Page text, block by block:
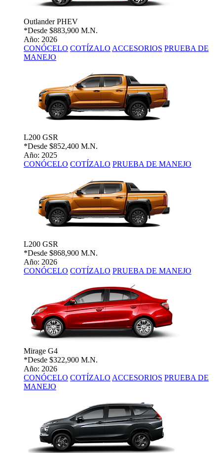
Outlander PHEV
*Desde $883,900 M.N.
Año: 2026
CONÓCELO COTÍZALO ACCESORIOS PRUEBA DE
MANEJO
L200 GSR
*Desde $852,400 M.N.
Año: 2025
CONÓCELO COTÍZALO PRUEBA DE MANEJO
L200 GSR
*Desde $868,900 M.N.
Año: 2026
CONÓCELO COTÍZALO PRUEBA DE MANEJO
Mirage G4
*Desde $322,900 M.N.
Año: 2026
CONÓCELO COTÍZALO ACCESORIOS PRUEBA DE
MANEJO